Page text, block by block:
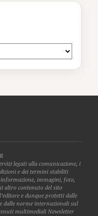
legati alla comunicazione, i
e dei termini stabiliti
immagini, foto,
altro contenuto del sito
e dunque protetti dalle
dalle norme internazionali sul
multimediali Newsletter